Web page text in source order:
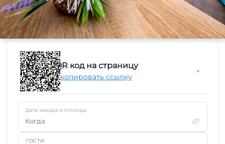
QR код на страницу
Скопировать ссылку
▼
Дата заезда и отъезда
Когда
ГОСТИ